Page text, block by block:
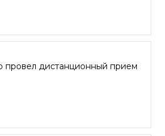
провел дистанционный прием